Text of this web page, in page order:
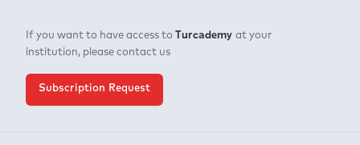
If you want to have access to Turcademy at your
institution, please contact us
Subscription Request